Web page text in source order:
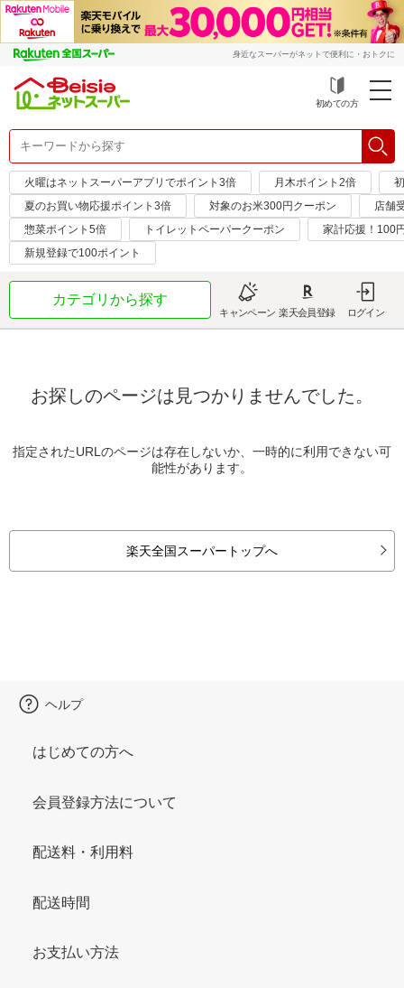
身近なスーパーがネットで便利に・おトクに
初めての方
火曜はネットスーパーアプリでポイント3倍 月木ポイント2倍
夏のお買い物応援ポイント3倍
対象のお米300円クーポン
店舗
惣菜ポイント5倍
トイレットペーパークーポン
家計応援！100
新規登録で100ポイント
カテゴリから探す
キャンペーン 楽天会員登録 ログイン
お探しのページは見つかりませんでした。
指定されたURLのページは存在しないか、一時的に利用できない可
能性があります。
楽天全国スーパートップへ
ヘルプ
はじめての方へ
会員登録方法について
配送料・利用料
配送時間
お支払い方法